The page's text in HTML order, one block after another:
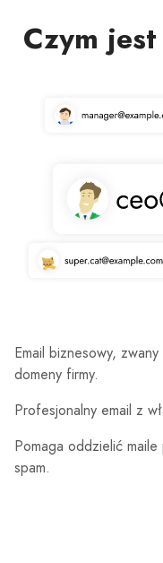
Czym
Email biznesowy,
domeny firmy.
Profesjonalny email z
Pomaga oddzielić
spam.